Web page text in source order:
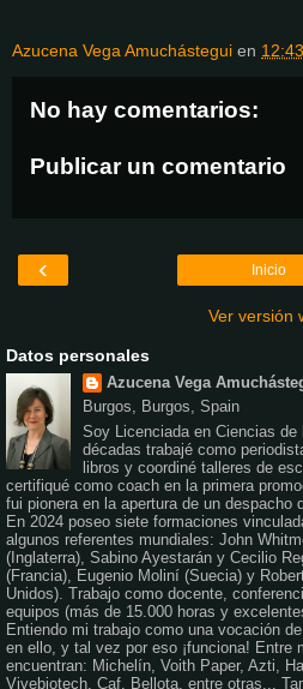
Azucena Vega Amuchástegui en 12:43
No hay comentarios:
Publicar un comentario
‹ Inicio
Ver versión
Datos personales
Azucena Vega
Burgos, Burgos, Spain
Soy Licenciada en Ciencias
décadas trabajé como
libros y coordiné talleres de
certifiqué como coach en la primera
fui pionera en la apertura de un despacho
En 2024 poseo siete formaciones
algunos referentes mundiales: John
(Inglaterra), Sabino Ayestarán y Cecilio
(Francia), Eugenio Moliní (Suecia) y
Unidos). Trabajo como docente,
equipos (más de 15.000 horas y
Entiendo mi trabajo como una vocación
en ello, y tal vez por eso ¡funciona! Entre
encuentran: Michelín, Voith Paper, Azti,
Vivebiotech, Caf, Bellota, entre otras...